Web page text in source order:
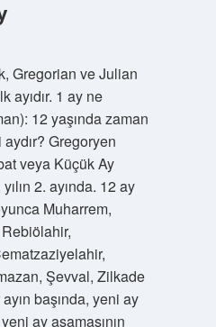
Gregorian ve Julian
ayıdır. 1 ay ne
12 yaşında zaman
Gregoryen
veya Küçük Ay
2. ayında. 12 ay
Muharrem,
Şevval, Zilkade
başında, yeni ay
ay aşamasının